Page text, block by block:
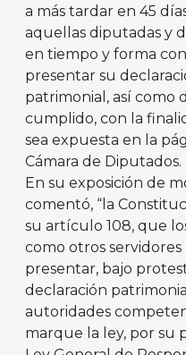
a más tardar en 45
aquellas diputadas y
en tiempo y forma
presentar su
patrimonial, así como
cumplido, con la
sea expuesta en la
Cámara de Diputados.
En su exposición de
comentó, “la
su artículo 108, que
como otros
presentar, bajo
declaración
autoridades
marque la ley, por su